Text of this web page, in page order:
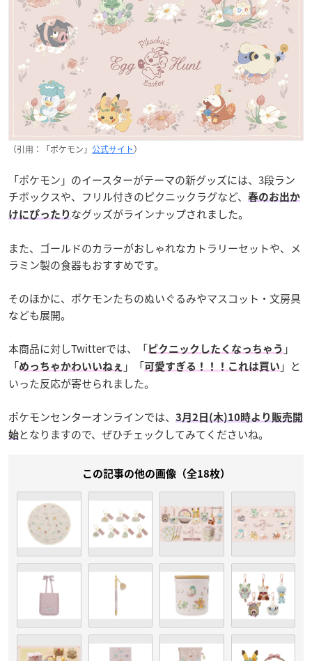
（引用：「ポケモン」 公式サイト）
「ポケモン」のイースターがテーマの新グッズには、3段ラン
チボックスや、フリル付きのピクニックラグなど、
春のお出か
けにぴったり なグッズがラインナップされました。
また、ゴールドのカラーがおしゃれなカトラリーセットや、メ
ラミン製の食器もおすすめです。
そのほかに、ポケモンたちのぬいぐるみやマスコット・文房具
なども展開。
本商品に対しTwitterでは、「 ピクニックしたくなっちゃう 」
「めっちゃかわいいねぇ 」「可愛すぎる！！！これは買い 」と
いった反応が寄せられました。
ポケモンセンターオンラインでは、
3月2日(木)10時より販売開
始となりますので、ぜひチェックしてみてくださいね。
この記事の他の画像（全18枚）